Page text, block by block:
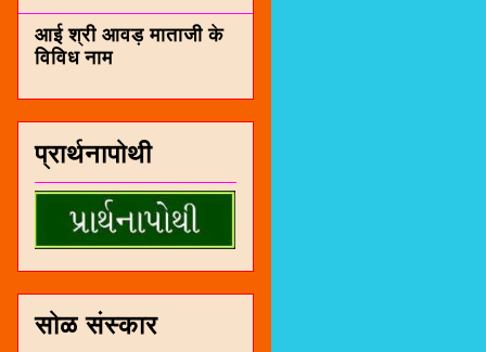
आई श्री आवड़ माताजी के
विविध नाम
प्रार्थनापोथी
सोळ संस्कार